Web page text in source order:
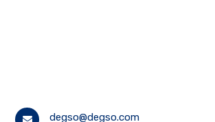
degso@degso.com